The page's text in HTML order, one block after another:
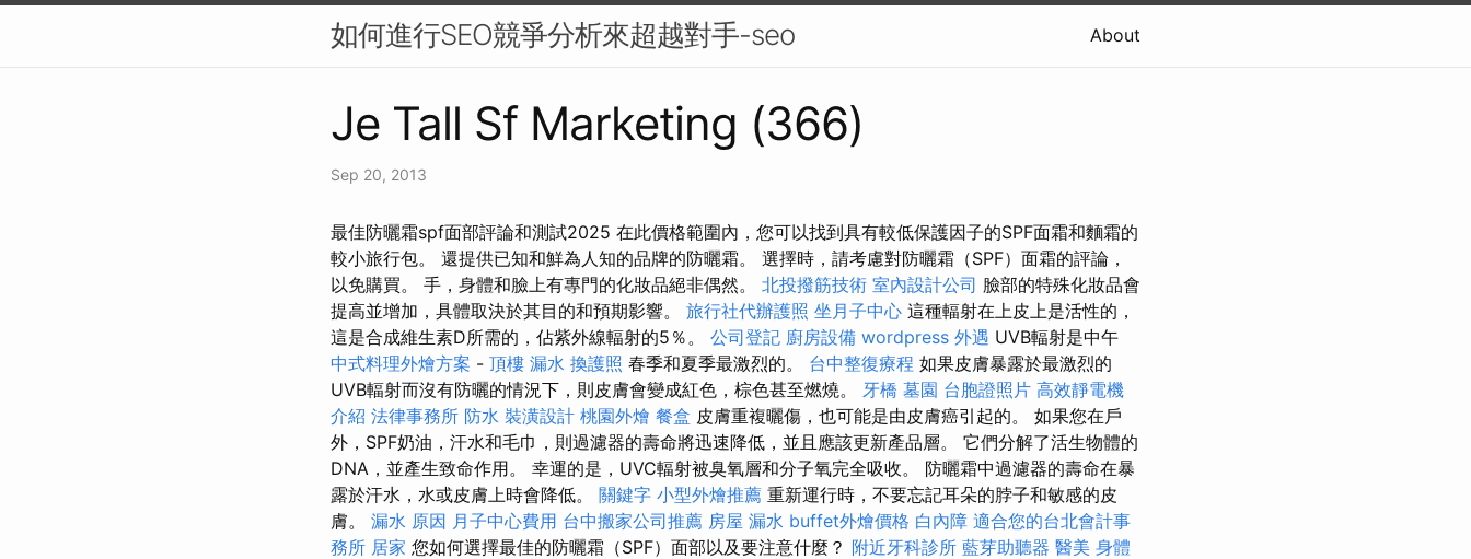
如何進行SEO競爭分析來超越對手-seo About
Je Tall Sf Marketing (366)
Sep 20, 2013
最佳防曬霜spf面部評論和測試2025 在此價格範圍內，您可以找到具有較低保護因子的SPF面霜和麵霜的
較小旅行包。 還提供已知和鮮為人知的品牌的防曬霜。 選擇時，請考慮對防曬霜（SPF）面霜的評論，
以免購買。 手，身體和臉上有專門的化妝品絕非偶然。 北投撥筋技術 室內設計公司 臉部的特殊化妝品會
提高並增加，具體取決於其目的和預期影響。 旅行社代辦護照 坐月子中心 這種輻射在上皮上是活性的，
這是合成維生素D所需的，佔紫外線輻射的5％。 公司登記 廚房設備 wordpress 外遇 UVB輻射是中午
中式料理外燴方案 - 頂樓 漏水 換護照 春季和夏季最激烈的。 台中整復療程 如果皮膚暴露於最激烈的
UVB輻射而沒有防曬的情況下，則皮膚會變成紅色，棕色甚至燃燒。 牙橋 墓園 台胞證照片 高效靜電機
介紹 法律事務所 防水 裝潢設計 桃園外燴 餐盒 皮膚重複曬傷，也可能是由皮膚癌引起的。 如果您在戶
外，SPF奶油，汗水和毛巾，則過濾器的壽命將迅速降低，並且應該更新產品層。 它們分解了活生物體的
DNA，並產生致命作用。 幸運的是，UVC輻射被臭氧層和分子氧完全吸收。 防曬霜中過濾器的壽命在暴
露於汗水，水或皮膚上時會降低。 關鍵字 小型外燴推薦 重新運行時，不要忘記耳朵的脖子和敏感的皮
膚。 漏水 原因 月子中心費用 台中搬家公司推薦 房屋 漏水 buffet外燴價格 白內障 適合您的台北會計事
務所 居家 您如何選擇最佳的防曬霜（SPF）面部以及要注意什麼？ 附近牙科診所 藍芽助聽器 醫美 身體